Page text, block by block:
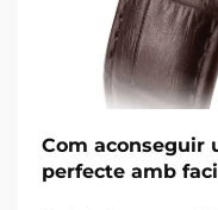
Com aconseguir
perfecte amb